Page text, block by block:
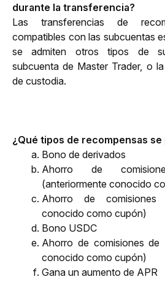
durante la transferencia?
Las transferencias de
compatibles con las subcuentas
se admiten otros tipos de
subcuenta de Master Trader, o
de custodia.
¿Qué tipos de recompensas
Bono de derivados
Ahorro de
(anteriormente conocido
Ahorro de comisiones
conocido como cupón)
Bono USDC
Ahorro de comisiones de
conocido como cupón)
Gana un aumento de APR